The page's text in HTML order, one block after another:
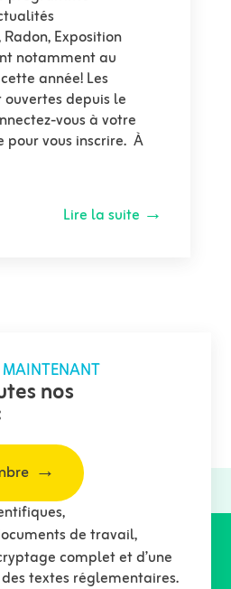
Exposition
notamment au
année! Les
depuis le
vous à votre
vous inscrire. À
Lire la suite →
nos
de travail,
complet et d’une
textes réglementaires.